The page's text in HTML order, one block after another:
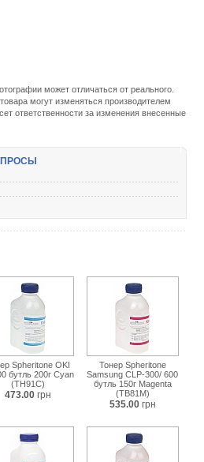
может отличаться от реального.
могут изменяться производителем
ответственности за изменения внесенные
Spheritone OKI
бутль 200г Cyan
(TH91C)
473.00 грн
Тонер Spheritone
Samsung CLP-300/ 600
бутль 150г Magenta
(TB81M)
535.00 грн